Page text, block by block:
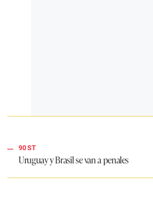
90 ST
Uruguay y Brasil se van a penales